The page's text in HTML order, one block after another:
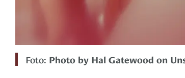
Foto: Photo by Hal Gatewood on